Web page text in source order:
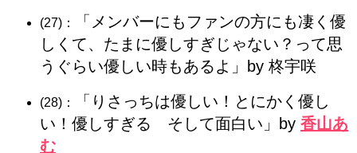
(27)：
「メンバーにもファンの方にも凄く優
しくて、たまに優しすぎじゃない？って思
うぐらい優しい時もあるよ」by 柊宇咲
(28)：
「りさっちは優しい！とにかく優し
い！優しすぎる そして面白い」by 香山あ
む